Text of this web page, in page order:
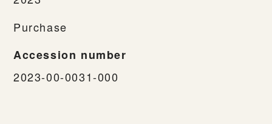
Purchase
Accession number
2023-00-0031-000